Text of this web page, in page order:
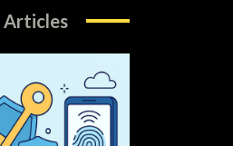
Articles